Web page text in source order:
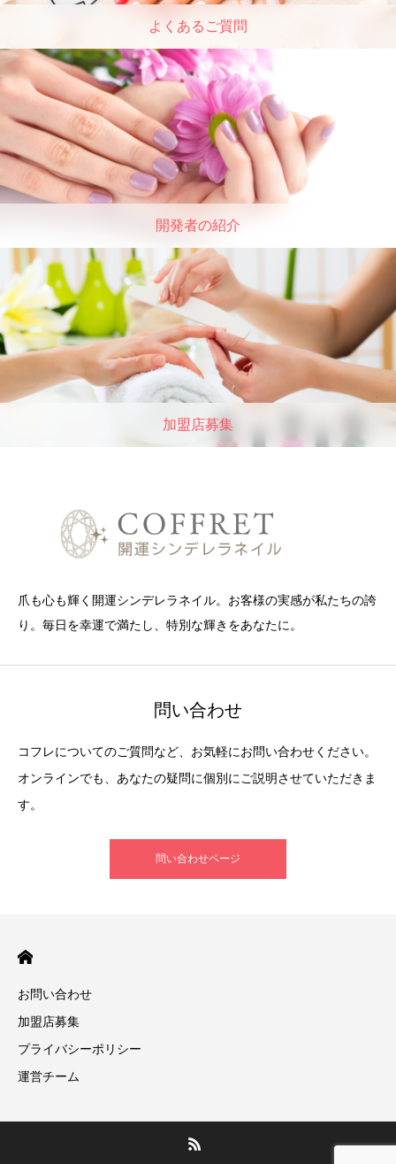
よくあるご質問
開発者の紹介
加盟店募集
爪も心も輝く開運シンデレラネイル。お客様の実感が私たちの誇
り。毎日を幸運で満たし、特別な輝きをあなたに。
問い合わせ
コフレについてのご質問など、お気軽にお問い合わせください。
オンラインでも、あなたの疑問に個別にご説明させていただきま
す。
問い合わせページ
お問い合わせ
加盟店募集
プライバシーポリシー
運営チーム